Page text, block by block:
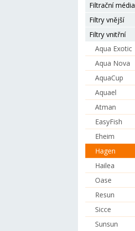
Filtrační média
Filtry vnější
Filtry vnitřní
Aqua Exotic
Aqua Nova
AquaCup
Aquael
Atman
EasyFish
Eheim
Hagen
Hailea
Oase
Resun
Sicce
Sunsun